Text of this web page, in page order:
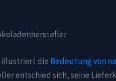
illustriert die Bedeutung von
entschied sich, seine